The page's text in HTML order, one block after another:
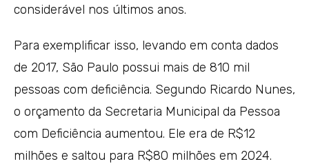
considerável nos últimos anos.
Para exemplificar isso, levando em conta dados
de 2017, São Paulo possui mais de 810 mil
pessoas com deficiência. Segundo Ricardo Nunes,
o orçamento da Secretaria Municipal da Pessoa
com Deficiência aumentou. Ele era de R$12
milhões e saltou para R$80 milhões em 2024.